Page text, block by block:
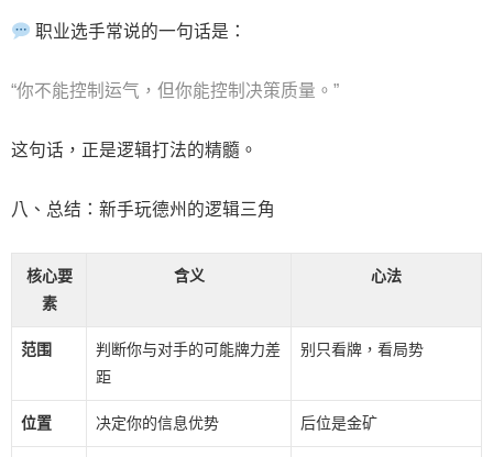
职业选手常说的一句话是：
“你不能控制运气，但你能控制决策质量。”
这句话，正是逻辑打法的精髓。
八、总结：新手玩德州的逻辑三角
核心要
素
含义 心法
范围
判断你与对手的可能牌力差
距
别只看牌，看局势
位置 决定你的信息优势 后位是金矿